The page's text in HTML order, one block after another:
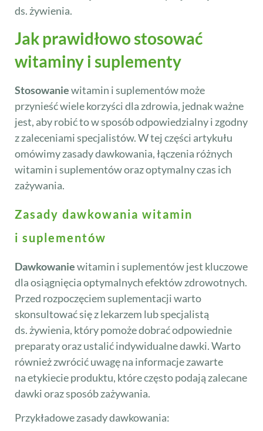
ds. żywienia.
Jak prawidłowo stosować
witaminy i suplementy
Stosowaniewitamin i suplementów może
przynieść wiele korzyści dla zdrowia, jednak ważne
jest, aby robić to w sposób odpowiedzialny i zgodny
z zaleceniami specjalistów. W tej części artykułu
omówimy zasady dawkowania, łączenia różnych
witamin i suplementów oraz optymalny czas ich
zażywania.
Zasady dawkowania witamin
i suplementów
Dawkowaniewitamin i suplementów jest kluczowe
dla osiągnięcia optymalnych efektów zdrowotnych.
Przed rozpoczęciem suplementacji warto
skonsultować się z lekarzem lub specjalistą
ds. żywienia, który pomoże dobrać odpowiednie
preparaty oraz ustalić indywidualne dawki. Warto
również zwrócić uwagę na informacje zawarte
na etykiecie produktu, które często podają zalecane
dawki oraz sposób zażywania.
Przykładowe zasady dawkowania: